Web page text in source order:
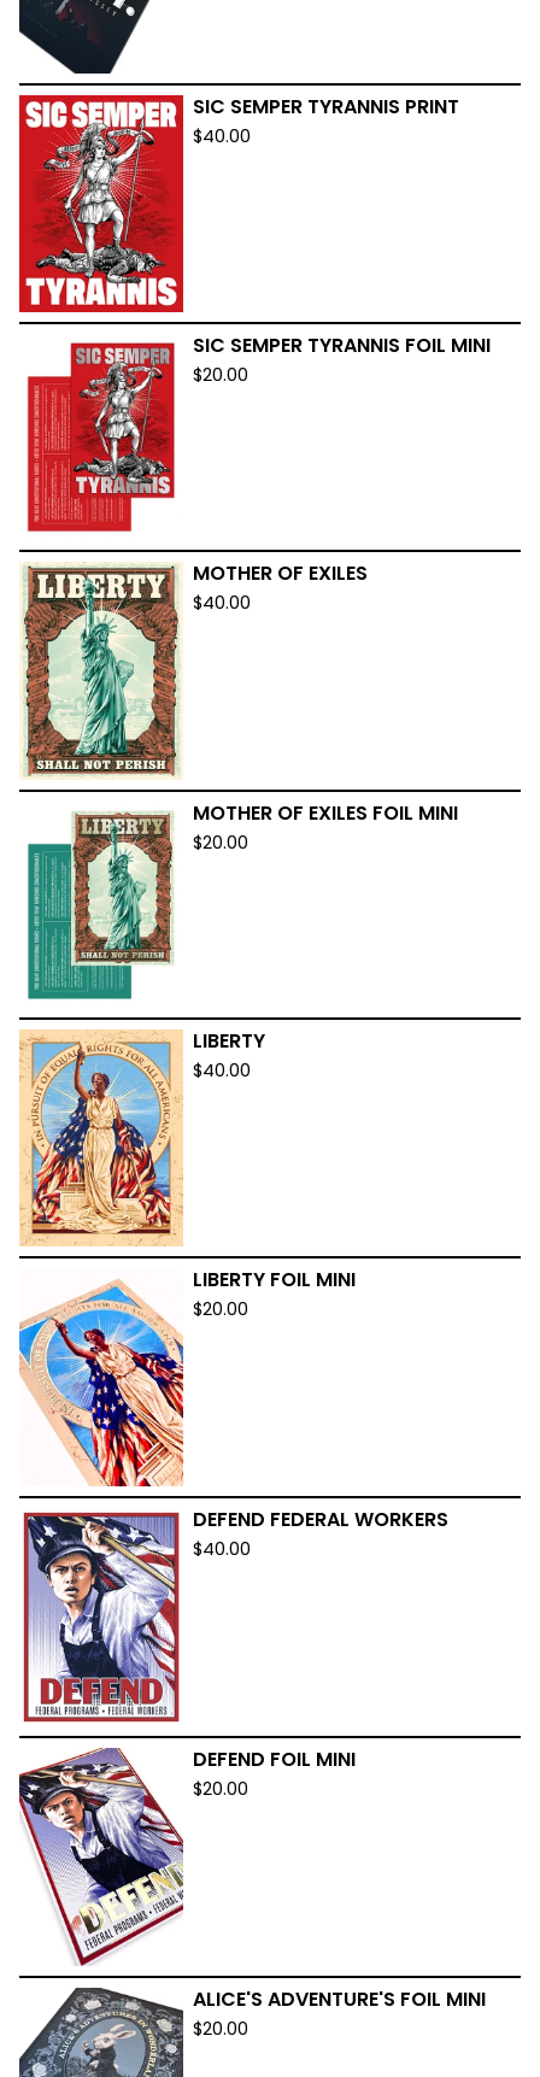
SIC SEMPER TYRANNIS PRINT
$40.00
SIC SEMPER TYRANNIS FOIL MINI
$20.00
MOTHER OF EXILES
$40.00
MOTHER OF EXILES FOIL MINI
$20.00
LIBERTY
$40.00
LIBERTY FOIL MINI
$20.00
DEFEND FEDERAL WORKERS
$40.00
DEFEND FOIL MINI
$20.00
ALICE'S ADVENTURE'S FOIL MINI
$20.00